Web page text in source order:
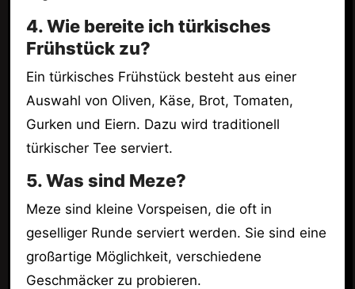
4. Wie bereite ich türkisches
Frühstück zu?
Ein türkisches Frühstück besteht aus einer
Auswahl von Oliven, Käse, Brot, Tomaten,
Gurken und Eiern. Dazu wird traditionell
türkischer Tee serviert.
5. Was sind Meze?
Meze sind kleine Vorspeisen, die oft in
geselliger Runde serviert werden. Sie sind eine
großartige Möglichkeit, verschiedene
Geschmäcker zu probieren.